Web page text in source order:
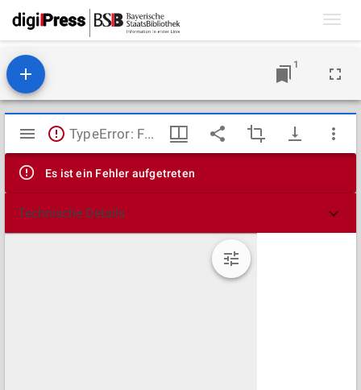
1
Mirador
Viewer
TypeError: Failed to fetch
Es ist ein Fehler aufgetreten
Technische Details